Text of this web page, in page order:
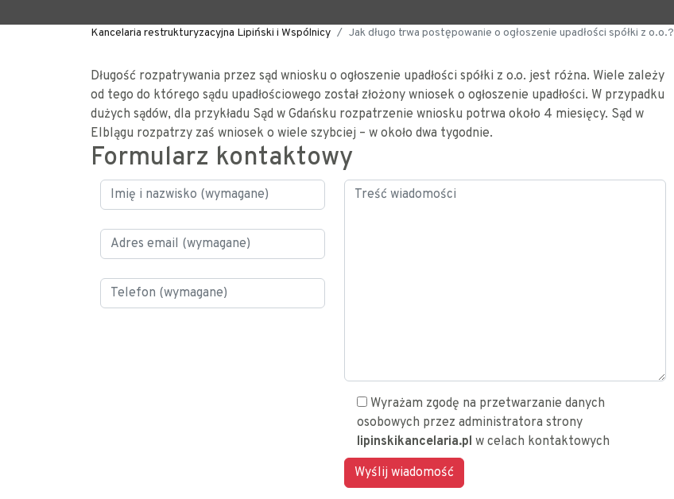
Kancelaria restrukturyzacyjna Lipiński i Wspólnicy Jak długo trwa postępowanie o ogłoszenie upadłości spółki z o.o.?
Długość rozpatrywania przez sąd wniosku o ogłoszenie upadłości spółki z o.o. jest różna. Wiele zależy
od tego do którego sądu upadłościowego został złożony wniosek o ogłoszenie upadłości. W przypadku
dużych sądów, dla przykładu Sąd w Gdańsku rozpatrzenie wniosku potrwa około 4 miesięcy. Sąd w
Elblągu rozpatrzy zaś wniosek o wiele szybciej – w około dwa tygodnie.
Formularz kontaktowy
Wyrażam zgodę na przetwarzanie danych
osobowych przez administratora strony
lipinskikancelaria.pl w celach kontaktowych